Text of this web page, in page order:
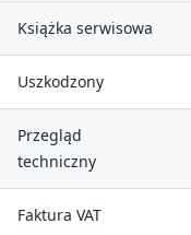
Książka serwisowa
Uszkodzony
Przegląd
techniczny
Faktura VAT